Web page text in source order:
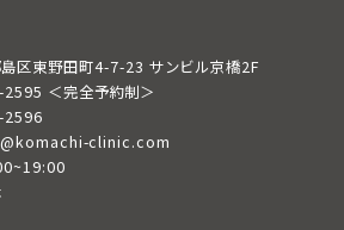
区東野田町4-7-23 サンビル京橋2F
＜完全予約制＞
2596
clinic.com